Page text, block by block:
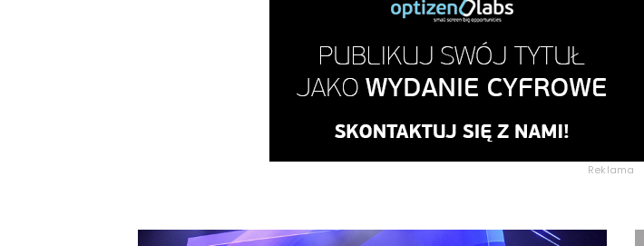
Reklama